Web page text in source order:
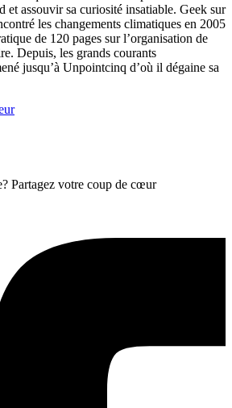
et assouvir sa curiosité insatiable. Geek sur
les changements climatiques en 2005
de 120 pages sur l’organisation de
Depuis, les grands courants
jusqu’à Unpointcinq d’où il dégaine sa
Partagez votre coup de cœur